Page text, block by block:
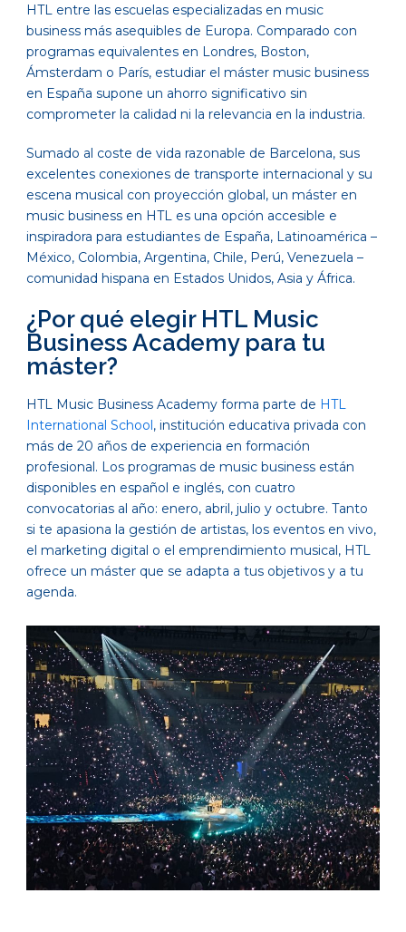
HTL entre las escuelas especializadas en music
business más asequibles de Europa. Comparado con
programas equivalentes en Londres, Boston,
Ámsterdam o París, estudiar el máster music business
en España supone un ahorro significativo sin
comprometer la calidad ni la relevancia en la industria.
Sumado al coste de vida razonable de Barcelona, sus
excelentes conexiones de transporte internacional y su
escena musical con proyección global, un máster en
music business en HTL es una opción accesible e
inspiradora para estudiantes de España, Latinoamérica –
México, Colombia, Argentina, Chile, Perú, Venezuela –
comunidad hispana en Estados Unidos, Asia y África.
¿Por qué elegir HTL Music
Business Academy para tu
máster?
HTL Music Business Academy forma parte de HTL
International School, institución educativa privada con
más de 20 años de experiencia en formación
profesional. Los programas de music business están
disponibles en español e inglés, con cuatro
convocatorias al año: enero, abril, julio y octubre. Tanto
si te apasiona la gestión de artistas, los eventos en vivo,
el marketing digital o el emprendimiento musical, HTL
ofrece un máster que se adapta a tus objetivos y a tu
agenda.